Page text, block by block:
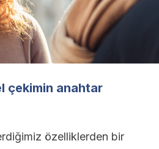
çekimin anahtar
özelliklerden bir